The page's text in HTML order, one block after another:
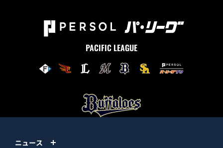
PACIFIC LEAGUE
ニュース